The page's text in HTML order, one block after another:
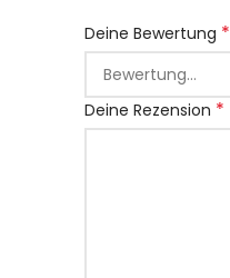
Deine Bewertung *
Deine Rezension *